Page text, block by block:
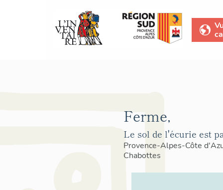
Ferme,
Le sol de l'écurie est
Provence-Alpes-Côte
Chabottes